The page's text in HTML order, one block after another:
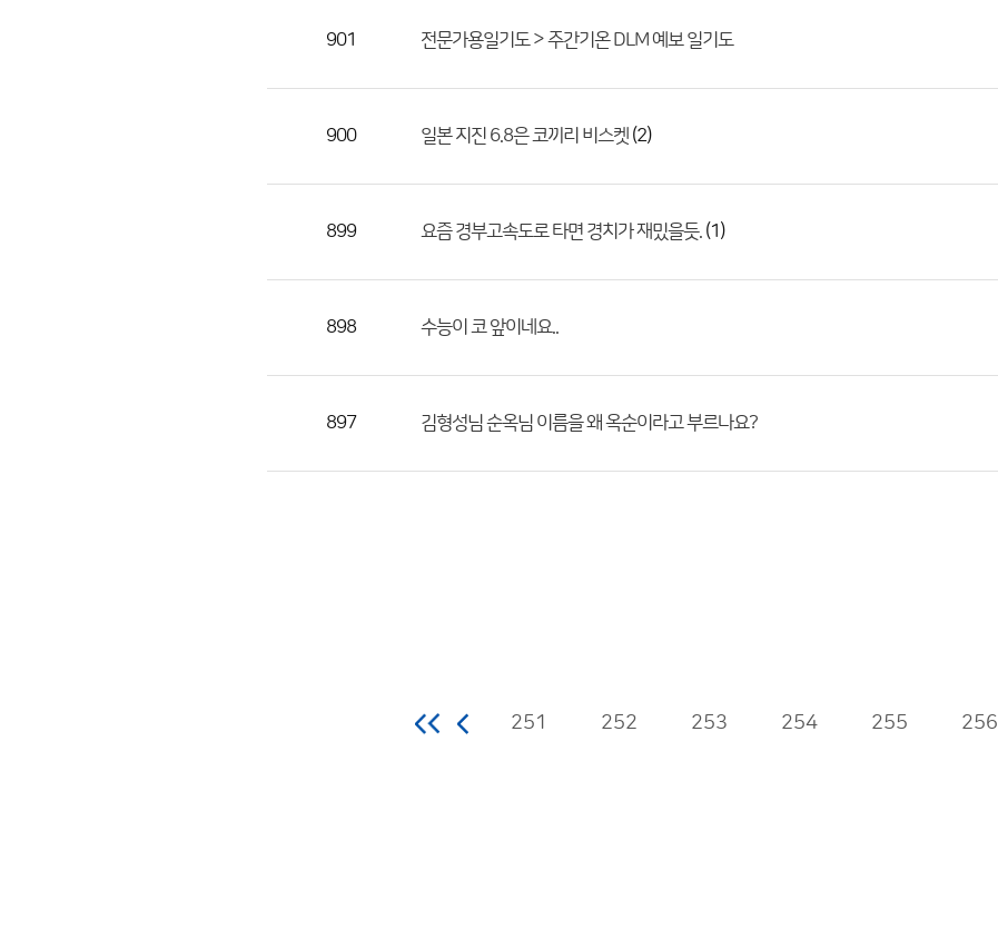
901 전문가용일기도 > 주간기온 DLM 예보 일기도
900 일본 지진 6.8은 코끼리 비스켓 (2)
899 요즘 경부고속도로 타면 경치가 재밌을듯. (1)
898 수능이 코 앞이네요..
897 김형성님 순옥님 이름을 왜 옥순이라고 부르나요?
251 252 253 254 255 256